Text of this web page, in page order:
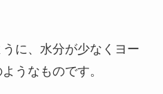
に、水分が少なくヨー
うなものです。